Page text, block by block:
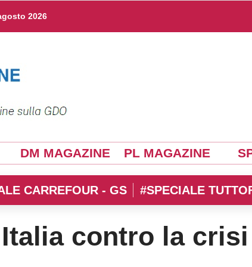
2026
DM MAGAZINE PL MAGAZINE
CARREFOUR - GS #SPECIALE
contro la crisi